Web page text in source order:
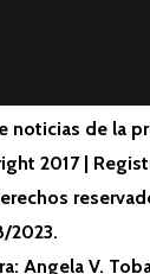
noticias de la
2017 |
2023.
Angela V.